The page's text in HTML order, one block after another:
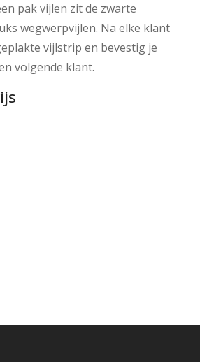
pak vijlen zit de zwarte
wegwerpvijlen. Na elke klant
vijlstrip en bevestig je
volgende klant.